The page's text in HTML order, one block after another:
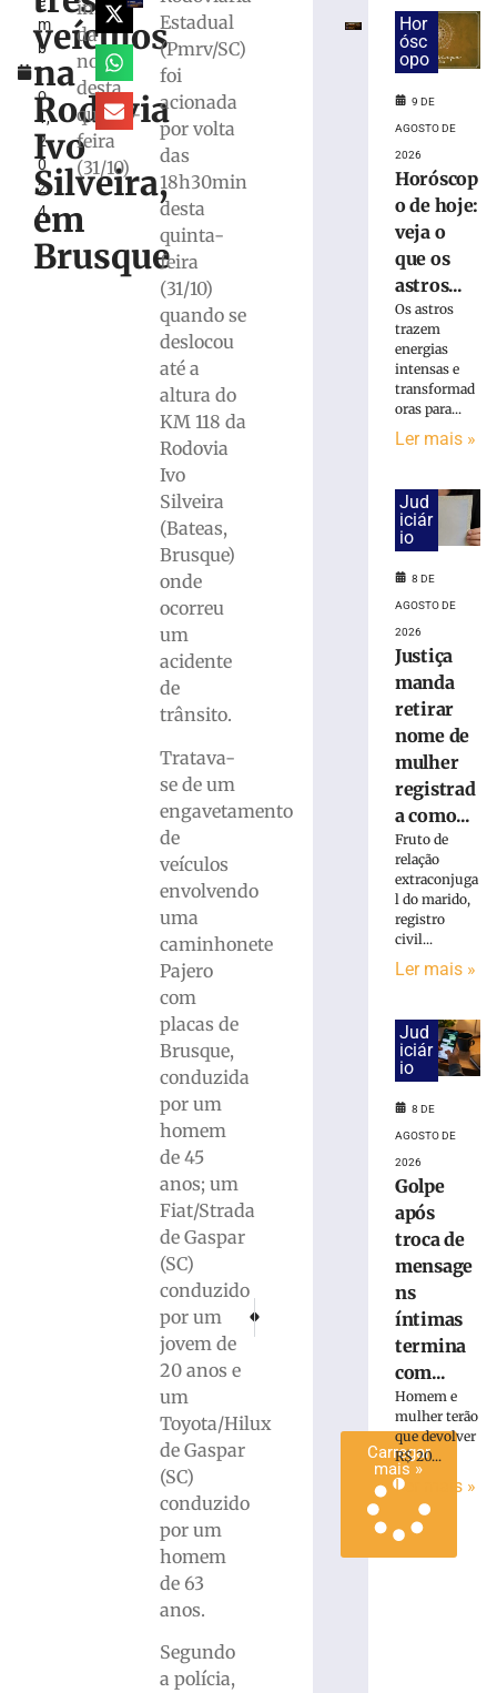
m
b
r
o
1,
2
0
2
4
veículos
na
Rodovia
Ivo
Silveira,
em
Brusque
início
da
noite
desta
quinta-
feira
(31/10)
Estadual
(Pmrv/SC)
foi
acionada
por volta
das
18h30min
desta
quinta-
feira
(31/10)
quando se
deslocou
até a
altura do
KM 118 da
Rodovia
Ivo
Silveira
(Bateas,
Brusque)
onde
ocorreu
um
acidente
de
trânsito.
Tratava-
se de um
engavetamento
de
veículos
envolvendo
uma
caminhonete
Pajero
com
placas de
Brusque,
conduzida
por um
homem
de 45
anos; um
Fiat/Strada
de Gaspar
(SC)
conduzido
por um
jovem de
20 anos e
um
Toyota/Hilux
de Gaspar
(SC)
conduzido
por um
homem
de 63
anos.
Segundo
a polícia,
Regras do Pix mudam a partir
Trânsito no entorno do Cemitério Parque
exige
transferências
bancárias
apresentar
problemas
Homem
tropeça
atropelado
Bento
quase
maconha
Blumenau
Carregar
mais »
Hor
ósc
opo
9 DE
AGOSTO DE
2026
Horóscop
o de hoje:
veja o
que os
astros...
Os astros
trazem
energias
intensas e
transformad
oras para...
Ler mais »
Jud
iciár
io
8 DE
AGOSTO DE
2026
Justiça
manda
retirar
nome de
mulher
registrad
a como...
Fruto de
relação
extraconjuga
l do marido,
registro
civil...
Ler mais »
Jud
iciár
io
8 DE
AGOSTO DE
2026
Golpe
após
troca de
mensage
ns
íntimas
termina
com...
Homem e
mulher terão
que devolver
R$ 20...
Ler mais »